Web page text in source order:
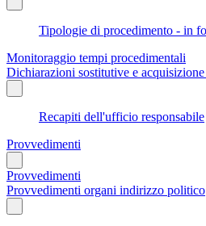
Tipologie di procedimento - in
Monitoraggio tempi procedimentali
Dichiarazioni sostitutive e
Recapiti dell'ufficio responsabile
Provvedimenti
Provvedimenti
Provvedimenti organi indirizzo politico